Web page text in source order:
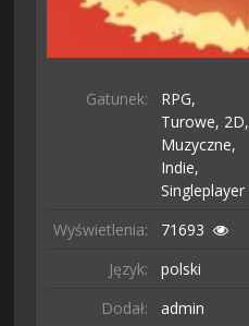
Gatunek:
RPG,
Turowe, 2D,
Muzyczne,
Indie,
Singleplayer
Wyświetlenia: 71693
Język:
polski
Dodał:
admin